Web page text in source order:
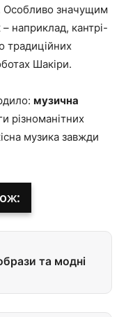
Особливо значущим
наприклад, кантрі-
традиційних
Шакіри.
музична
різноманітних
музика завжди
та модні